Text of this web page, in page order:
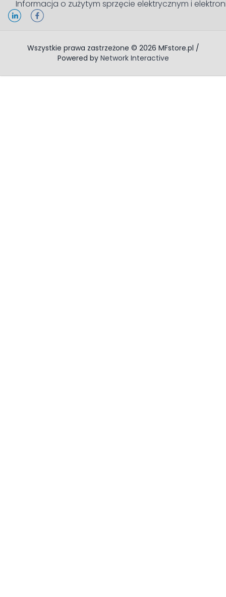
Informacja o zużytym sprzęcie elektrycznym i
Wszystkie prawa zastrzeżone © 2026 MFstore.pl /
Powered by Network Interactive